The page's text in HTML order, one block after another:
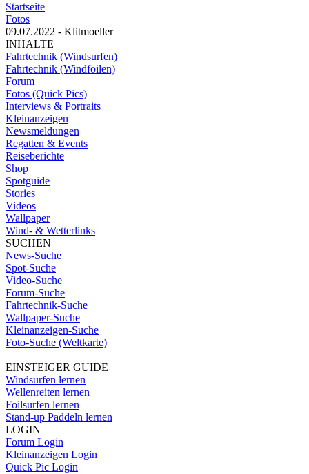
Startseite
Fotos
09.07.2022 - Klitmoeller
INHALTE
Fahrtechnik (Windsurfen)
Fahrtechnik (Windfoilen)
Forum
Fotos (Quick Pics)
Interviews & Portraits
Kleinanzeigen
Newsmeldungen
Regatten & Events
Reiseberichte
Shop
Spotguide
Stories
Videos
Wallpaper
Wind- & Wetterlinks
SUCHEN
News-Suche
Spot-Suche
Video-Suche
Forum-Suche
Fahrtechnik-Suche
Wallpaper-Suche
Kleinanzeigen-Suche
Foto-Suche (Weltkarte)
EINSTEIGER GUIDE
Windsurfen lernen
Wellenreiten lernen
Foilsurfen lernen
Stand-up Paddeln lernen
LOGIN
Forum Login
Kleinanzeigen Login
Quick Pic Login